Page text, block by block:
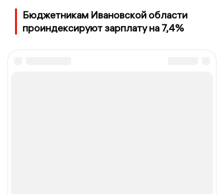
Бюджетникам Ивановской области
проиндексируют зарплату на 7,4%